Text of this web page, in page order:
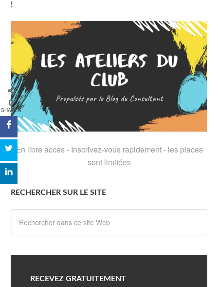
!
En libre accès - Inscrivez-vous rapidement - les places
sont limitées
RECHERCHER SUR LE SITE
RECEVEZ GRATUITEMENT
0
SHARES